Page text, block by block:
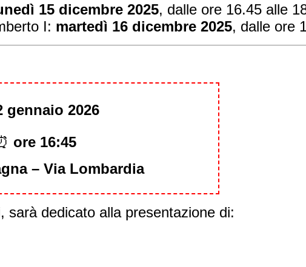
15 dicembre 2025, dalle ore 16.45 alle
I: martedì 16 dicembre 2025, dalle ore
gennaio 2026
ore 16:45
– Via Lombardia
sarà dedicato alla presentazione di: